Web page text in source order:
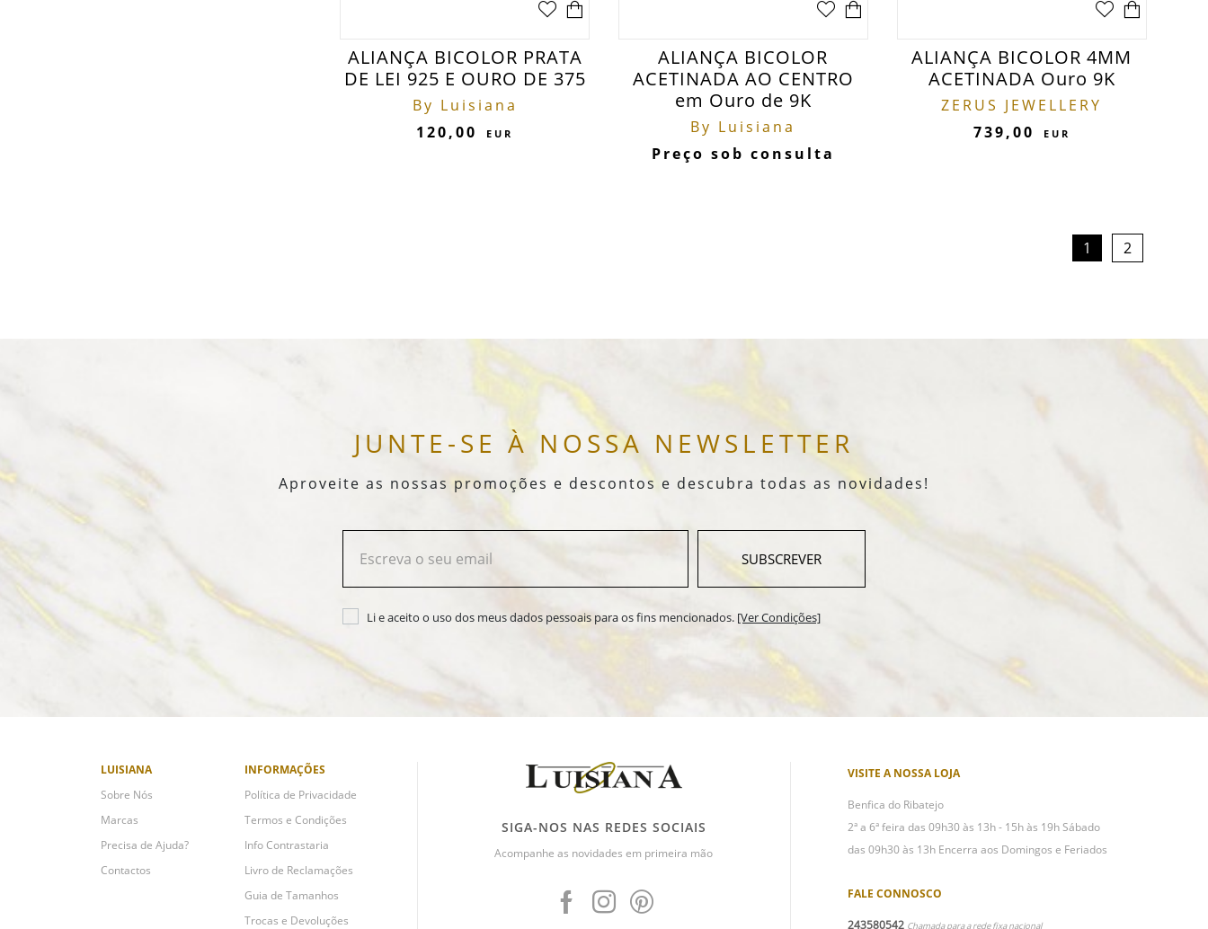
ALIANÇA BICOLOR PRATA
DE LEI 925 E OURO DE 375
By Luisiana
120,00
EUR
ALIANÇA BICOLOR
ACETINADA AO CENTRO
em Ouro de 9K
By Luisiana
Preço sob consulta
ALIANÇA BICOLOR 4MM
ACETINADA Ouro 9K
ZERUS JEWELLERY
739,00
EUR
1 2
JUNTE-SE À NOSSA NEWSLETTER
Aproveite as nossas promoções e descontos e descubra todas as novidades!
SUBSCREVER
Li e aceito o uso dos meus dados pessoais para os fins mencionados. [Ver Condições]
LUISIANA
Sobre Nós
Marcas
Precisa de Ajuda?
Contactos
INFORMAÇÕES
Política de Privacidade
Termos e Condições
Info Contrastaria
Livro de Reclamações
Guia de Tamanhos
Trocas e Devoluções
SIGA-NOS NAS REDES SOCIAIS
Acompanhe as novidades em primeira mão
VISITE A NOSSA LOJA
Benfica do Ribatejo
2ª a 6ª feira das 09h30 às 13h - 15h às 19h Sábado
das 09h30 às 13h Encerra aos Domingos e Feriados
FALE CONNOSCO
243580542 Chamada para a rede fixa nacional